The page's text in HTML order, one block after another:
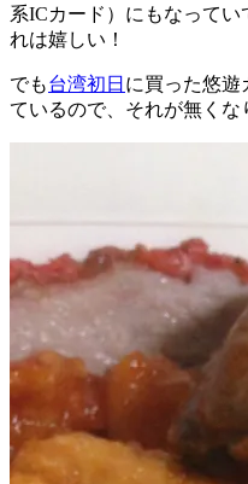
系ICカード）にもなってい
れは嬉しい！
でも台湾初日 に買った悠遊
ているので、それが無くな